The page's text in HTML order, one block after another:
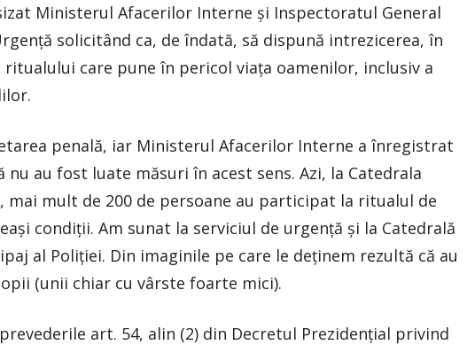
Ministerul Afacerilor Interne şi Inspectoratul General
solicitând ca, de îndată, să dispună intrezicerea, în
ritualului care pune în pericol viaţa oamenilor, inclusiv a
penală, iar Ministerul Afacerilor Interne a înregistrat
nu au fost luate măsuri în acest sens. Azi, la Catedrala
mai mult de 200 de persoane au participat la ritualul de
condiţii. Am sunat la serviciul de urgenţă şi la Catedrală
al Poliţiei. Din imaginile pe care le deţinem rezultă că au
(unii chiar cu vârste foarte mici).
art. 54, alin (2) din Decretul Prezidenţial privind